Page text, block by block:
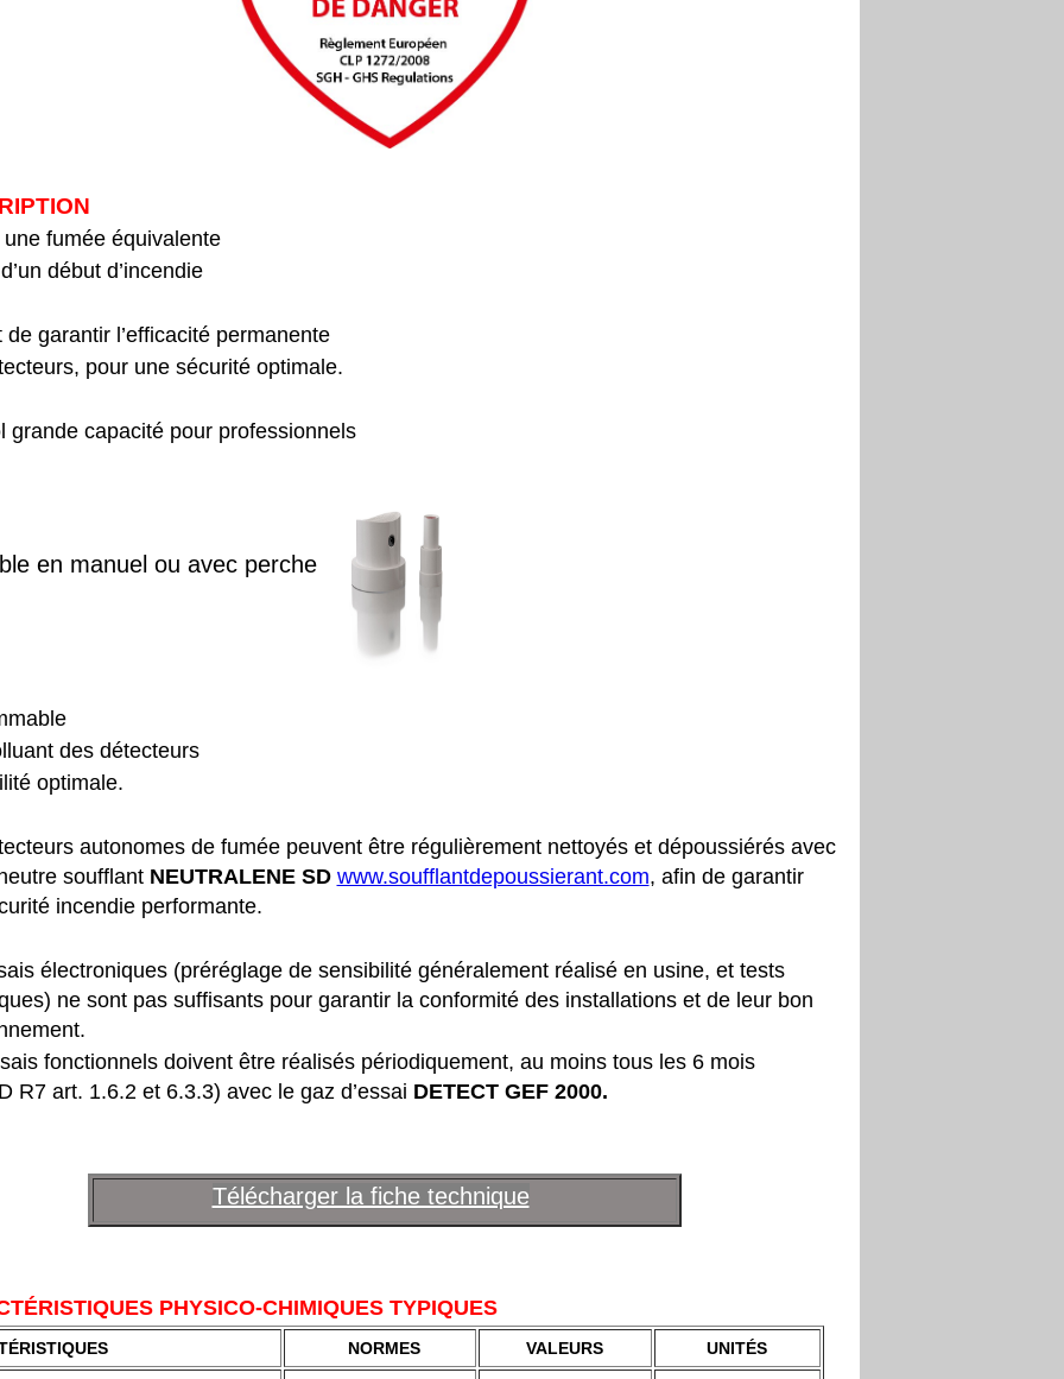
une fumée équivalente
début d’incendie
de garantir l’efficacité permanente
pour une sécurité optimale.
grande capacité pour professionnels
en manuel ou avec perche
des détecteurs
optimale.
autonomes de fumée peuvent être régulièrement nettoyés et dépoussiérés avec
soufflant NEUTRALENE SD www.soufflantdepoussierant.com, afin de garantir
incendie performante.
électroniques (préréglage de sensibilité généralement réalisé en usine, et tests
ne sont pas suffisants pour garantir la conformité des installations et de leur bon
fonctionnels doivent être réalisés périodiquement, au moins tous les 6 mois
R7 art. 1.6.2 et 6.3.3) avec le gaz d’essai DETECT GEF 2000.
Télécharger la fiche technique
PHYSICO-CHIMIQUES TYPIQUES
NORMES VALEURS UNITÉS